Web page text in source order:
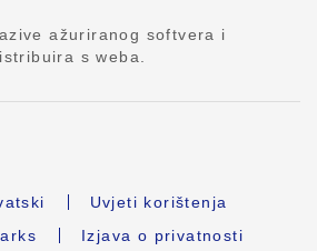
ažuriranog softvera i
s weba.
Uvjeti korištenja
Izjava o privatnosti